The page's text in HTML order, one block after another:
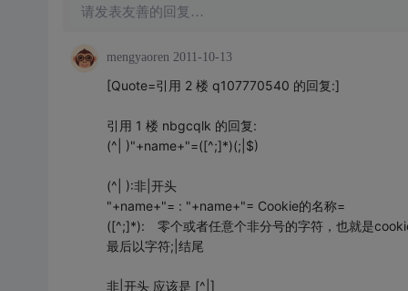
请发表友善的回复…
mengyaoren 2011-10-13
[Quote=引用 2 楼 q107770540 的回复:]
引用 1 楼 nbgcqlk 的回复:
(^| )"+name+"=([^;]*)(;|$)
(^| ):非|开头
"+name+"= : "+name+"= Cookie的名称=
([^;]*): 零个或者任意个非分号的字符，也就是
最后以字符;|结尾
非|开头 应该是 [^|]